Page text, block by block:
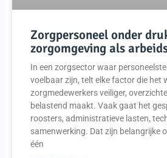
Zorgpersoneel onder
zorgomgeving als
In een zorgsector waar
voelbaar zijn, telt elke factor die het
zorgmedewerkers veiliger,
belastend maakt. Vaak gaat het
roosters, administratieve lasten,
samenwerking. Dat zijn belangrijke
één